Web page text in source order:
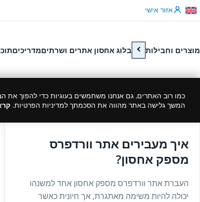
דלג לתוכןאזור אישי
מוצרים וחבילות בלוג אחסון אתרים ושרתיםמדריכים
כמו רוב האתרים, גם אנחנו משתמשים בעוגיות כדי להפוך את
המשך גלישה באתר מהווה את הסכמתך למדיניות הפרטיות.
איך מעבירים אתר וורדפרס
מספק אחסון?
העברת אתר וורדפרס מספק אחסון אחד למשנהו
יכולה להיות משימה מאתגרת, אך חיונית כאשר